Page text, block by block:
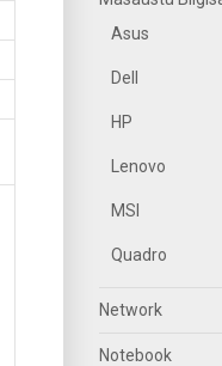
Asus
Dell
HP
Lenovo
MSI
Quadro
Network
Notebook